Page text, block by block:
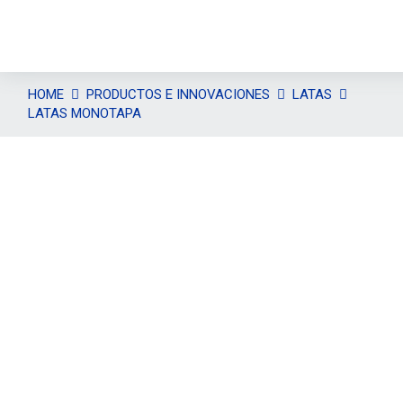
HOME PRODUCTOS E INNOVACIONES
LATAS
LATAS MONOTAPA